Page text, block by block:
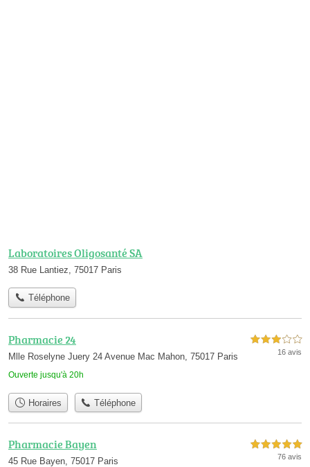
Laboratoires Oligosanté SA
38 Rue Lantiez, 75017 Paris
Téléphone
Pharmacie 24
Mlle Roselyne Juery 24 Avenue Mac Mahon, 75017 Paris
Ouverte jusqu'à 20h
3,0 étoiles sur 5
16 avis
Horaires Téléphone
Pharmacie Bayen
45 Rue Bayen, 75017 Paris
5,0 étoiles sur 5
76 avis